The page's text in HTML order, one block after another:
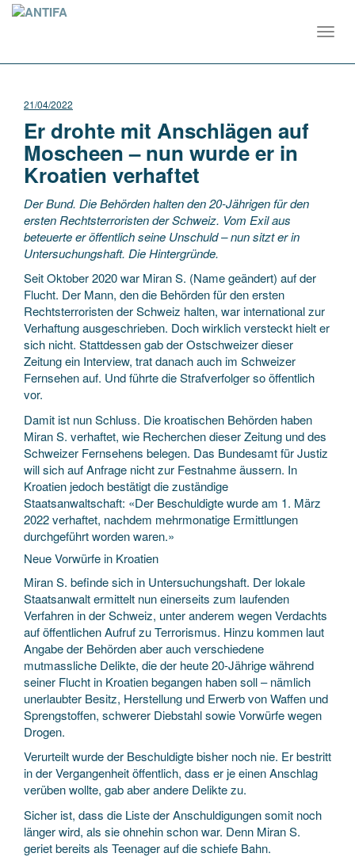
21/04/2022
Er drohte mit Anschlägen auf
Moscheen – nun wurde er in
Kroatien verhaftet
Der Bund. Die Behörden halten den 20-Jährigen für den
ersten Rechtsterroristen der Schweiz. Vom Exil aus
beteuerte er öffentlich seine Unschuld – nun sitzt er in
Untersuchungshaft. Die Hintergründe.
Seit Oktober 2020 war Miran S. (Name geändert) auf der
Flucht. Der Mann, den die Behörden für den ersten
Rechtsterroristen der Schweiz halten, war international zur
Verhaftung ausgeschrieben. Doch wirklich versteckt hielt er
sich nicht. Stattdessen gab der Ostschweizer dieser
Zeitung ein Interview, trat danach auch im Schweizer
Fernsehen auf. Und führte die Strafverfolger so öffentlich
vor.
Damit ist nun Schluss. Die kroatischen Behörden haben
Miran S. verhaftet, wie Recherchen dieser Zeitung und des
Schweizer Fernsehens belegen. Das Bundesamt für Justiz
will sich auf Anfrage nicht zur Festnahme äussern. In
Kroatien jedoch bestätigt die zuständige
Staatsanwaltschaft: «Der Beschuldigte wurde am 1. März
2022 verhaftet, nachdem mehrmonatige Ermittlungen
durchgeführt worden waren.»
Neue Vorwürfe in Kroatien
Miran S. befinde sich in Untersuchungshaft. Der lokale
Staatsanwalt ermittelt nun einerseits zum laufenden
Verfahren in der Schweiz, unter anderem wegen Verdachts
auf öffentlichen Aufruf zu Terrorismus. Hinzu kommen laut
Angabe der Behörden aber auch verschiedene
mutmassliche Delikte, die der heute 20-Jährige während
seiner Flucht in Kroatien begangen haben soll – nämlich
unerlaubter Besitz, Herstellung und Erwerb von Waffen und
Sprengstoffen, schwerer Diebstahl sowie Vorwürfe wegen
Drogen.
Verurteilt wurde der Beschuldigte bisher noch nie. Er bestritt
in der Vergangenheit öffentlich, dass er je einen Anschlag
verüben wollte, gab aber andere Delikte zu.
Sicher ist, dass die Liste der Anschuldigungen somit noch
länger wird, als sie ohnehin schon war. Denn Miran S.
geriet bereits als Teenager auf die schiefe Bahn.